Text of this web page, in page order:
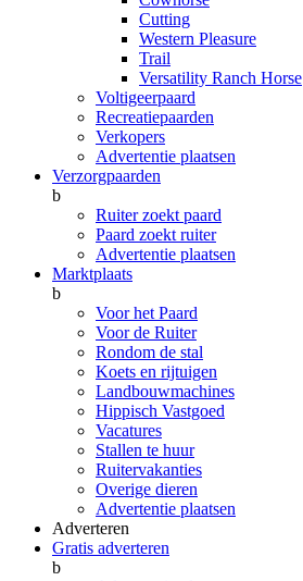
Cutting
Western Pleasure
Trail
Versatility Ranch Horse
Voltigeerpaard
Recreatiepaarden
Verkopers
Advertentie plaatsen
Verzorgpaarden
b
Ruiter zoekt paard
Paard zoekt ruiter
Advertentie plaatsen
Marktplaats
b
Voor het Paard
Voor de Ruiter
Rondom de stal
Koets en rijtuigen
Landbouwmachines
Hippisch Vastgoed
Vacatures
Stallen te huur
Ruitervakanties
Overige dieren
Advertentie plaatsen
Adverteren
Gratis adverteren
b